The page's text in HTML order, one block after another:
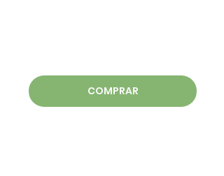
COMPRAR